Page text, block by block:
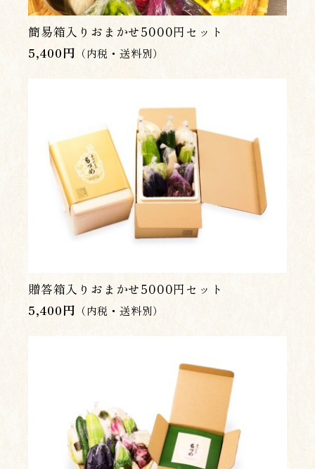
簡易箱入りおまかせ5000円セット
5,400円 （内税・送料別）
贈答箱入りおまかせ5000円セット
5,400円 （内税・送料別）